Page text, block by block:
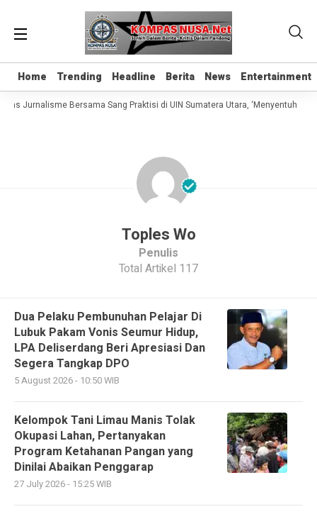
Home Trending Headline Berita News Entertainment
Home Trending Headline Berita News Entertainment
Jurnalisme Bersama Sang Praktisi di UIN Sumatera Utara, ‘Menyentuh Hati
Toples Wo
Penulis
Total Artikel 117
Dua Pelaku Pembunuhan Pelajar Di
Lubuk Pakam Vonis Seumur Hidup,
LPA Deliserdang Beri Apresiasi Dan
Segera Tangkap DPO
5 August 2026 - 10:50 WIB
Kelompok Tani Limau Manis Tolak
Okupasi Lahan, Pertanyakan
Program Ketahanan Pangan yang
Dinilai Abaikan Penggarap
27 July 2026 - 15:25 WIB